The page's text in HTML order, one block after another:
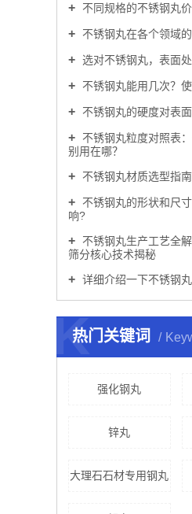
不同规格的不锈钢丸
不锈钢丸在各个领域
选对不锈钢丸，表面
不锈钢丸能用几次？
不锈钢丸的硬度对表
不锈钢丸粒度对照表
别用在哪？
不锈钢丸材质选型指南
不锈钢丸的形状和尺
响?
不锈钢丸生产工艺全
筛分核心技术揭秘
详细介绍一下不锈钢
热门关键词
K
强化钢丸
锌丸
大理石石材专用钢丸